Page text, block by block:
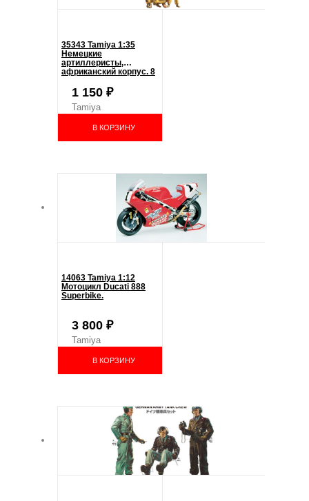
35343 Tamiya 1:35
Немецкие
артиллеристы,
африканский корпус. 8
1 150 ₽
Tamiya
В КОРЗИНУ
14063 Tamiya 1:12
Мотоцикл Ducati 888
Superbike.
3 800 ₽
Tamiya
В КОРЗИНУ